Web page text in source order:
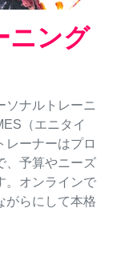
ニング
ソナルトレーニ
（エニタイ
レーナーはプロ
、予算やニーズ
。オンラインで
がらにして本格